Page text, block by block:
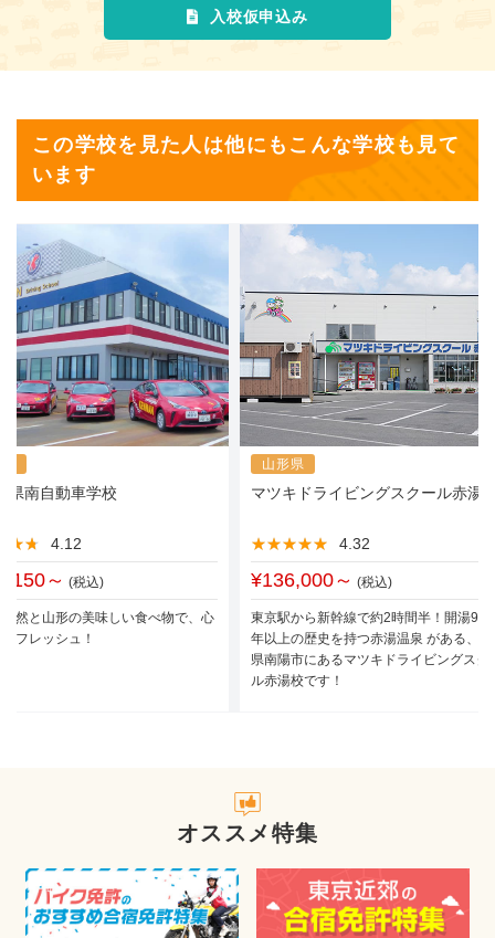
入校仮申込み
この学校を見た人は他にもこんな学校も見て
います
県南自動車学校
4.12
～ (税込)
然と山形の美味しい食べ物で、心
フレッシュ！
山形県
マツキドライビングスクール赤湯
★★★★★
★★★★★ 4.32
¥136,000～ (税込)
東京駅から新幹線で約2時間半！開湯930
年以上の歴史を持つ赤湯温泉 がある、
県南陽市にあるマツキドライビングスク
ル赤湯校です！
オススメ特集